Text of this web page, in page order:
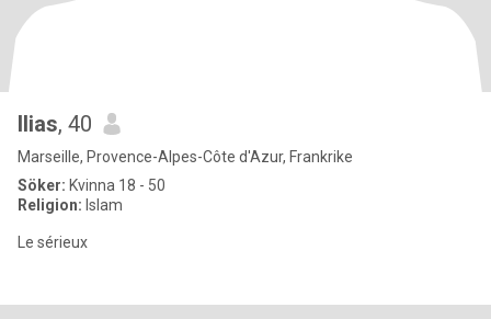
Ilias, 40
Marseille, Provence-Alpes-Côte d'Azur, Frankrike
Söker: Kvinna 18 - 50
Religion: Islam
Le sérieux